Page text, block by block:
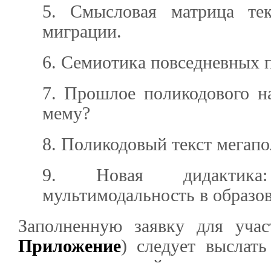
5. Смысловая матрица
миграции.
6. Семиотика повседневных
7. Прошлое поликодового
мему?
8. Поликодовый текст
9. Новая
мультимодальность в
Заполненную заявку для
Приложение) следует